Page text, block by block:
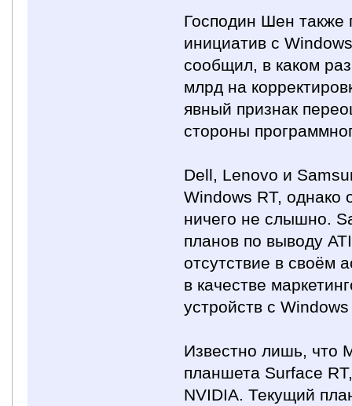
Господин Шен также
инициатив с
сообщил, в каком
млрд на
явный признак
стороны
Dell, Lenovo и
Windows RT, однако
ничего не слышно.
планов по выводу
отсутствие в своём
в качестве
устройств с
Известно лишь, что
планшета Surface
NVIDIA. Текущий